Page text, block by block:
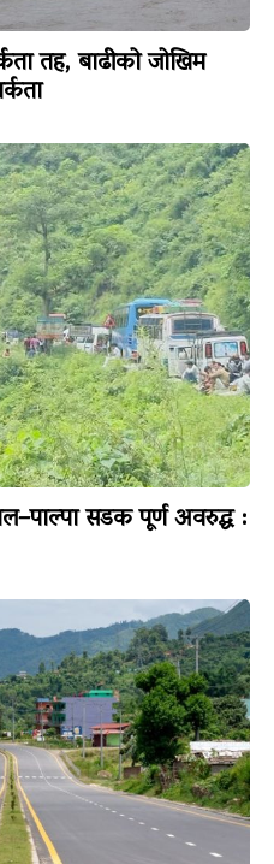
तह, बाढीको जोखिम
सडक पूर्ण अवरुद्ध :